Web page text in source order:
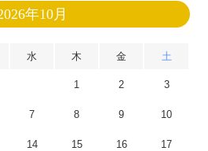
年10月
水 木 金 土
1 2 3
7 8 9 10
14 15 16 17